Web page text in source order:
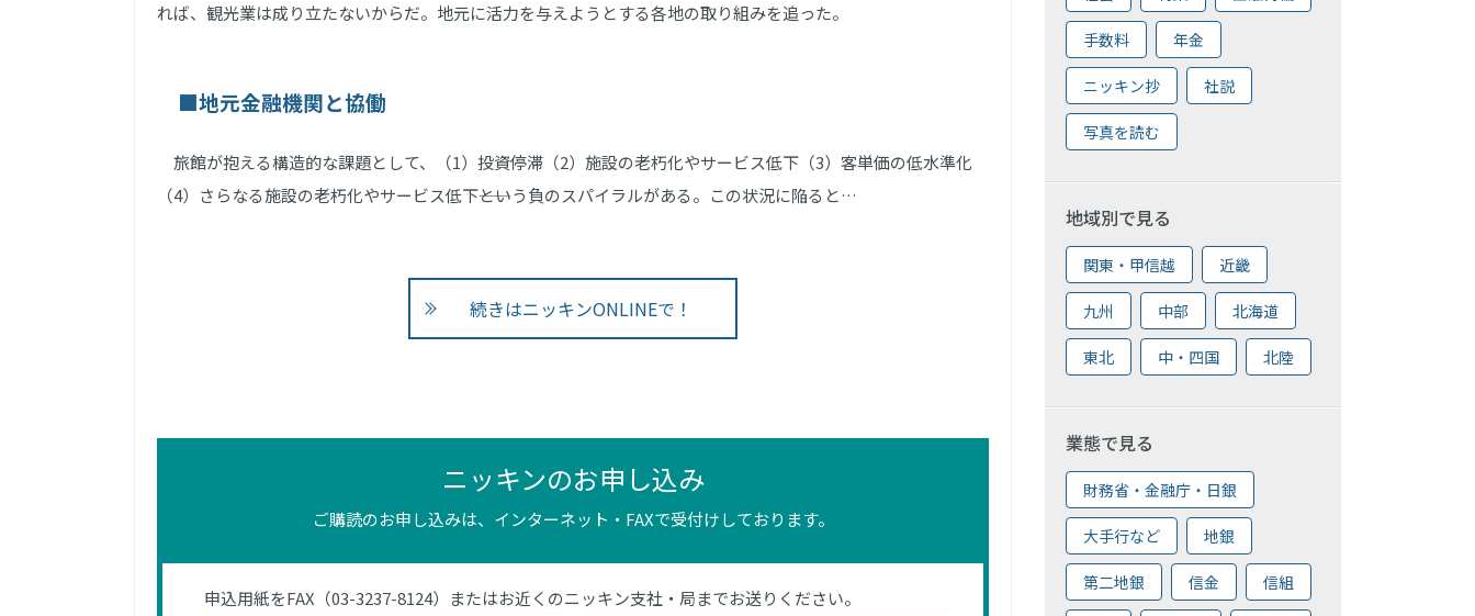
れば、観光業は成り立たないからだ。地元に活力を与えようとする各地の取り組みを追った。
■地元金融機関と協働
旅館が抱える構造的な課題として、（1）投資停滞（2）施設の老朽化やサービス低下（3）客単価の低水準化
（4）さらなる施設の老朽化やサービス低下――という負のスパイラルがある。この状況に陥ると…
続きはニッキンONLINEで！
ニッキンのお申し込み
ご購読のお申し込みは、インターネット・FAXで受付けしております。
申込用紙をFAX（03-3237-8124）またはお近くのニッキン支社・局までお送りください。
手数料 年金
ニッキン抄 社説
写真を読む
地域別で見る
関東・甲信越 近畿
九州 中部 北海道
東北 中・四国 北陸
業態で見る
財務省・金融庁・日銀
大手行など 地銀
第二地銀 信金 信組